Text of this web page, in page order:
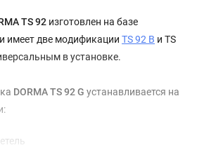
TS 92 изготовлен на базе
имеет две модификации TS 92 B и TS
в установке.
DORMA TS 92 G устанавливается на